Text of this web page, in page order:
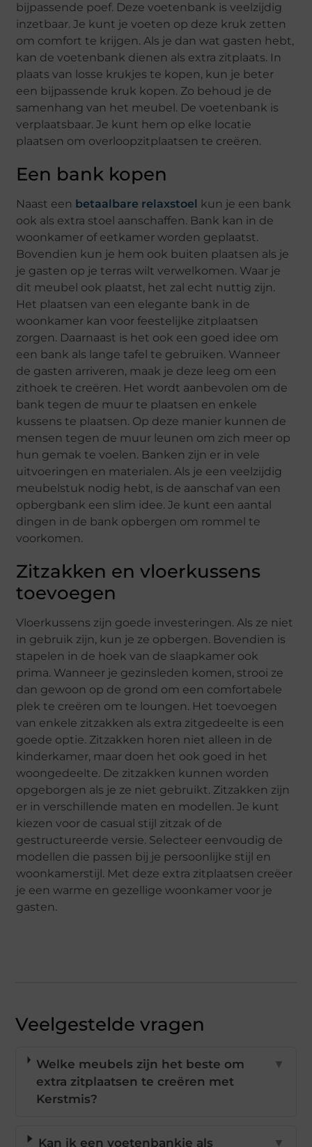
bijpassende poef. Deze voetenbank is veelzijdig
inzetbaar. Je kunt je voeten op deze kruk zetten
om comfort te krijgen. Als je dan wat gasten hebt,
kan de voetenbank dienen als extra zitplaats. In
plaats van losse krukjes te kopen, kun je beter
een bijpassende kruk kopen. Zo behoud je de
samenhang van het meubel. De voetenbank is
verplaatsbaar. Je kunt hem op elke locatie
plaatsen om overloopzitplaatsen te creëren.
Een bank kopen
Naast een betaalbare relaxstoel
kun je een bank
ook als extra stoel aanschaffen. Bank kan in de
woonkamer of eetkamer worden geplaatst.
Bovendien kun je hem ook buiten plaatsen als je
je gasten op je terras wilt verwelkomen. Waar je
dit meubel ook plaatst, het zal echt nuttig zijn.
Het plaatsen van een elegante bank in de
woonkamer kan voor feestelijke zitplaatsen
zorgen. Daarnaast is het ook een goed idee om
een ​​bank als lange tafel te gebruiken. Wanneer
de gasten arriveren, maak je deze leeg om een ​​
zithoek te creëren. Het wordt aanbevolen om de
bank tegen de muur te plaatsen en enkele
kussens te plaatsen. Op deze manier kunnen de
mensen tegen de muur leunen om zich meer op
hun gemak te voelen. Banken zijn er in vele
uitvoeringen en materialen. Als je een veelzijdig
meubelstuk nodig hebt, is de aanschaf van een
opbergbank een slim idee. Je kunt een aantal
dingen in de bank opbergen om rommel te
voorkomen.
Zitzakken en vloerkussens
toevoegen
Vloerkussens zijn goede investeringen. Als ze niet
in gebruik zijn, kun je ze opbergen. Bovendien is
stapelen in de hoek van de slaapkamer ook
prima. Wanneer je gezinsleden komen, strooi ze
dan gewoon op de grond om een ​​comfortabele
plek te creëren om te loungen. Het toevoegen
van enkele zitzakken als extra zitgedeelte is een
goede optie. Zitzakken horen niet alleen in de
kinderkamer, maar doen het ook goed in het
woongedeelte. De zitzakken kunnen worden
opgeborgen als je ze niet gebruikt. Zitzakken zijn
er in verschillende maten en modellen. Je kunt
kiezen voor de casual stijl zitzak of de
gestructureerde versie. Selecteer eenvoudig de
modellen die passen bij je persoonlijke stijl en
woonkamerstijl. Met deze extra zitplaatsen creëer
je een warme en gezellige woonkamer voor je
gasten.
Veelgestelde vragen
Welke meubels zijn het beste om
extra zitplaatsen te creëren met
Kerstmis?
▼
Kan ik een voetenbankje als ▼